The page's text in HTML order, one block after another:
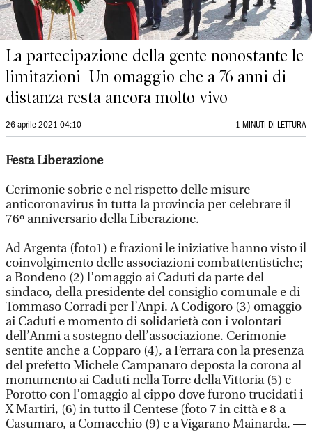
La partecipazione della gente nonostante le
limitazioni Un omaggio che a 76 anni di
distanza resta ancora molto vivo
26 aprile 2021 04:10 1 MINUTI DI LETTURA
Festa Liberazione
Cerimonie sobrie e nel rispetto delle misure
anticoronavirus in tutta la provincia per celebrare il
76º anniversario della Liberazione.
Ad Argenta (foto1) e frazioni le iniziative hanno visto il
coinvolgimento delle associazioni combattentistiche;
a Bondeno (2) l’omaggio ai Caduti da parte del
sindaco, della presidente del consiglio comunale e di
Tommaso Corradi per l’Anpi. A Codigoro (3) omaggio
ai Caduti e momento di solidarietà con i volontari
dell’Anmi a sostegno dell’associazione. Cerimonie
sentite anche a Copparo (4), a Ferrara con la presenza
del prefetto Michele Campanaro deposta la corona al
monumento ai Caduti nella Torre della Vittoria (5) e
Porotto con l’omaggio al cippo dove furono trucidati i
X Martiri, (6) in tutto il Centese (foto 7 in città e 8 a
Casumaro, a Comacchio (9) e a Vigarano Mainarda. —